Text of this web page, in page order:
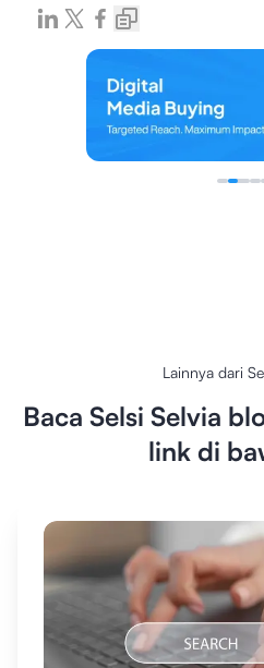
Lainnya dari
Baca Selsi Selvia
link di